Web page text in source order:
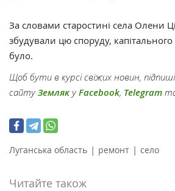
За словами старостині села Олени
збудували цю споруду,
було.
Щоб бути в курсі свіжих новин,
сайтуЗемлякуFacebook, Telegram
Луганська область | ремонт | село
Читайте також